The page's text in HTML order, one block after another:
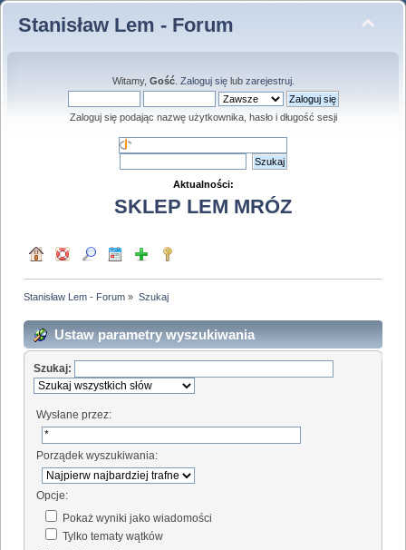
Stanisław Lem - Forum
Witamy, Gość. Zaloguj sięlub zarejestruj.
Zaloguj się podając nazwę użytkownika, hasło i długość sesji
Aktualności:
SKLEP LEM MRÓZ
Stanisław Lem - Forum » Szukaj
Ustaw parametry wyszukiwania
Szukaj:
Wysłane przez:
Porządek wyszukiwania:
Opcje:
Pokaż wyniki jako wiadomości
Tylko tematy wątków